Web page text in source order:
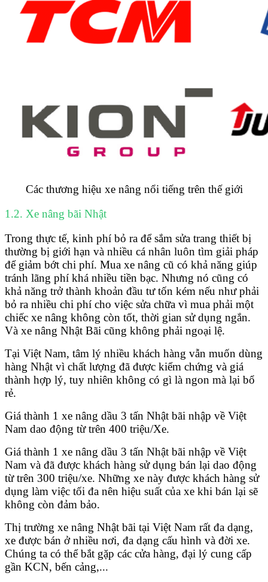
Các thương hiệu xe nâng nổi tiếng trên thế giới
1.2. Xe nâng bãi Nhật
Trong thực tế, kinh phí bỏ ra để sắm sửa trang thiết bị
thường bị giới hạn và nhiều cá nhân luôn tìm giải pháp
để giảm bớt chi phí. Mua xe nâng cũ có khả năng giúp
tránh lãng phí khá nhiều tiền bạc. Nhưng nó cũng có
khả năng trở thành khoản đầu tư tốn kém nếu như phải
bỏ ra nhiều chi phí cho việc sửa chữa vì mua phải một
chiếc xe nâng không còn tốt, thời gian sử dụng ngắn.
Và xe nâng Nhật Bãi cũng không phải ngoại lệ.
Tại Việt Nam, tâm lý nhiều khách hàng vẫn muốn dùng
hàng Nhật vì chất lượng đã được kiểm chứng và giá
thành hợp lý, tuy nhiên không có gì là ngon mà lại bổ
rẻ.
Giá thành 1 xe nâng dầu 3 tấn Nhật bãi nhập về Việt
Nam dao động từ trên 400 triệu/Xe.
Giá thành 1 xe nâng dầu 3 tấn Nhật bãi nhập về Việt
Nam và đã được khách hàng sử dụng bán lại dao động
từ trên 300 triệu/xe. Những xe này được khách hàng sử
dụng làm việc tối đa nên hiệu suất của xe khi bán lại sẽ
không còn đảm bảo.
Thị trường xe nâng Nhật bãi tại Việt Nam rất đa dạng,
xe được bán ở nhiều nơi, đa dạng cấu hình và đời xe.
Chúng ta có thể bắt gặp các cửa hàng, đại lý cung cấp
gần KCN, bến cảng,...